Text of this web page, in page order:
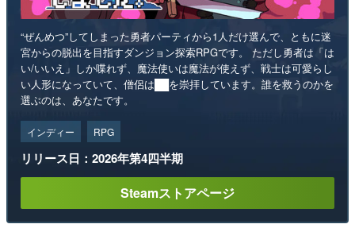
“ぜんめつ”してしまった勇者パーティから1人だけ選んで、ともに迷
宮からの脱出を目指すダンジョン探索RPGです。 ただし勇者は「は
い/いいえ」しか喋れず、魔法使いは魔法が使えず、戦士は可愛らし
い人形になっていて、僧侶は██を崇拝しています。誰を救うのかを
選ぶのは、あなたです。
インディー RPG
リリース日：2026年第4四半期
Steamストアページ